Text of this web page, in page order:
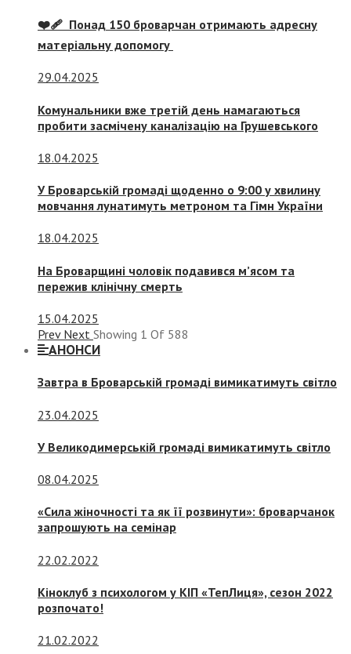
❤️‍🩹 Понад 150 броварчан отримають адресну
матеріальну допомогу
29.04.2025
Комунальники вже третій день намагаються
пробити засмічену каналізацію на Грушевського
18.04.2025
У Броварській громаді щоденно о 9:00 у хвилину
мовчання лунатимуть метроном та Гімн України
18.04.2025
На Броварщині чоловік подавився м’ясом та
пережив клінічну смерть
15.04.2025
Prev Next Showing 1 Of 588
АНОНСИ
Завтра в Броварській громаді вимикатимуть світло
23.04.2025
У Великодимерській громаді вимикатимуть світло
08.04.2025
«Сила жіночності та як її розвинути»: броварчанок
запрошують на семінар
22.02.2022
Кіноклуб з психологом у КІП «ТепЛиця», сезон 2022
розпочато!
21.02.2022